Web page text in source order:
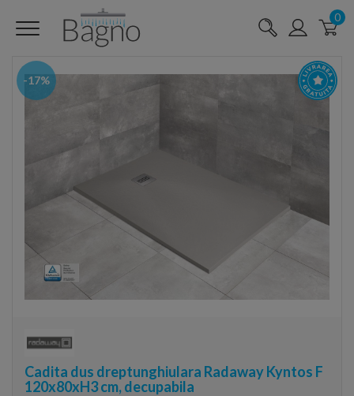
0
-17%
Cadita dus dreptunghiulara Radaway Kyntos F
120x80xH3 cm, decupabila